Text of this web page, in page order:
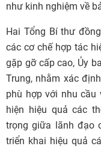
như kinh nghiệm về
Hai Tổng Bí thư
các cơ chế hợp tác
gặp gỡ cấp cao, Ủy
Trung, nhằm xác
phù hợp với nhu
hiện hiệu quả các
trọng giữa lãnh đạo
triển khai hiệu quả